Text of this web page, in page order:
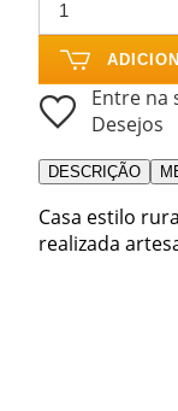
Entre na
Desejos
DESCRIÇÃO
Casa estilo
realizada